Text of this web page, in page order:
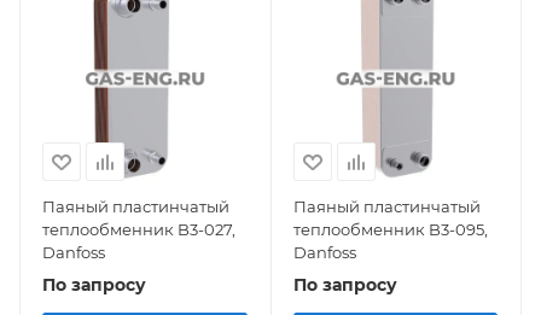
Паяный пластинчатый
теплообменник B3-027,
Danfoss
По запросу
Паяный пластинчатый
теплообменник B3-095,
Danfoss
По запросу